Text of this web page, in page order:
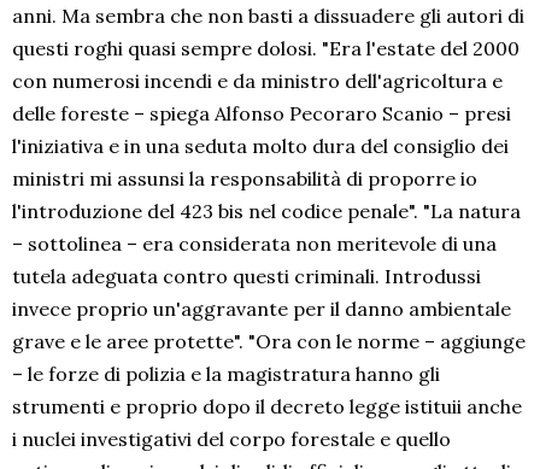
anni. Ma sembra che non basti a dissuadere gli autori di
questi roghi quasi sempre dolosi. "Era l'estate del 2000
con numerosi incendi e da ministro dell'agricoltura e
delle foreste – spiega Alfonso Pecoraro Scanio – presi
l'iniziativa e in una seduta molto dura del consiglio dei
ministri mi assunsi la responsabilità di proporre io
l'introduzione del 423 bis nel codice penale". "La natura
– sottolinea – era considerata non meritevole di una
tutela adeguata contro questi criminali. Introdussi
invece proprio un'aggravante per il danno ambientale
grave e le aree protette". "Ora con le norme – aggiunge
– le forze di polizia e la magistratura hanno gli
strumenti e proprio dopo il decreto legge istituii anche
i nuclei investigativi del corpo forestale e quello